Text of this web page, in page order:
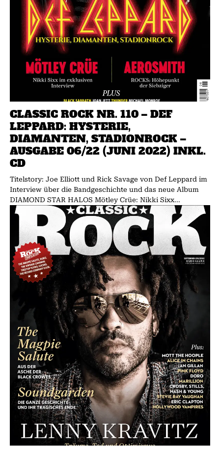
CLASSIC ROCK NR. 110 – DEF
LEPPARD: HYSTERIE,
DIAMANTEN, STADIONROCK –
AUSGABE 06/22 (JUNI 2022) INKL.
CD
Titelstory: Joe Elliott und Rick Savage von Def Leppard im
Interview über die Bandgeschichte und das neue Album
DIAMOND STAR HALOS Mötley Crüe: Nikki Sixx...